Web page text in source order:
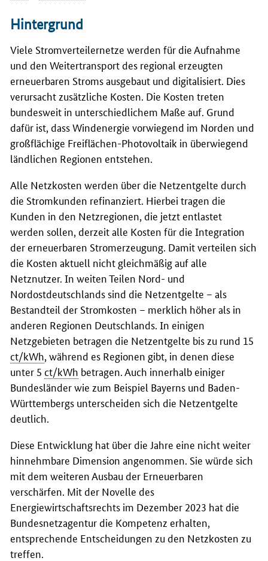
Hintergrund
Viele Stromverteilernetze werden für die Aufnahme
und den Weitertransport des regional erzeugten
erneuerbaren Stroms ausgebaut und digitalisiert. Dies
verursacht zusätzliche Kosten. Die Kosten treten
bundesweit in unterschiedlichem Maße auf. Grund
dafür ist, dass Windenergie vorwiegend im Norden und
großflächige Freiflächen-Photovoltaik in überwiegend
ländlichen Regionen entstehen.
Alle Netzkosten werden über die Netzentgelte durch
die Stromkunden refinanziert. Hierbei tragen die
Kunden in den Netzregionen, die jetzt entlastet
werden sollen, derzeit alle Kosten für die Integration
der erneuerbaren Stromerzeugung. Damit verteilen sich
die Kosten aktuell nicht gleichmäßig auf alle
Netznutzer. In weiten Teilen Nord- und
Nordostdeutschlands sind die Netzentgelte – als
Bestandteil der Stromkosten – merklich höher als in
anderen Regionen Deutschlands. In einigen
Netzgebieten betragen die Netzentgelte bis zu rund 15
ct/kWh , während es Regionen gibt, in denen diese
unter 5 ct/kWh betragen. Auch innerhalb einiger
Bundesländer wie zum Beispiel Bayerns und Baden-
Württembergs unterscheiden sich die Netzentgelte
deutlich.
Diese Entwicklung hat über die Jahre eine nicht weiter
hinnehmbare Dimension angenommen. Sie würde sich
mit dem weiteren Ausbau der Erneuerbaren
verschärfen. Mit der Novelle des
Energiewirtschaftsrechts im Dezember 2023 hat die
Bundesnetzagentur die Kompetenz erhalten,
entsprechende Entscheidungen zu den Netzkosten zu
treffen.